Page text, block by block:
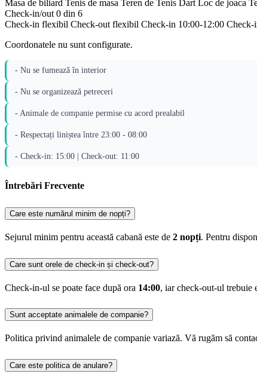
Masa de biliard Tenis de masa Teren de Tenis Dart Loc de joaca
Check-in/out 0 din 6
Check-in flexibil Check-out flexibil Check-in 10:00-12:00 Check-
Coordonatele nu sunt configurate.
- Nu se fumează în interior
- Nu se organizează petreceri
- Animale de companie permise cu acord prealabil
- Respectați liniștea între 23:00 - 08:00
- Check-in: 15:00 | Check-out: 11:00
Întrebări Frecvente
Care este numărul minim de nopți?
Sejurul minim pentru această cabană este de 2 nopți. Pentru
Care sunt orele de check-in și check-out?
Check-in-ul se poate face după ora 14:00, iar check-out-ul trebuie
Sunt acceptate animalele de companie?
Politica privind animalele de companie variază. Vă rugăm să
Care este politica de anulare?